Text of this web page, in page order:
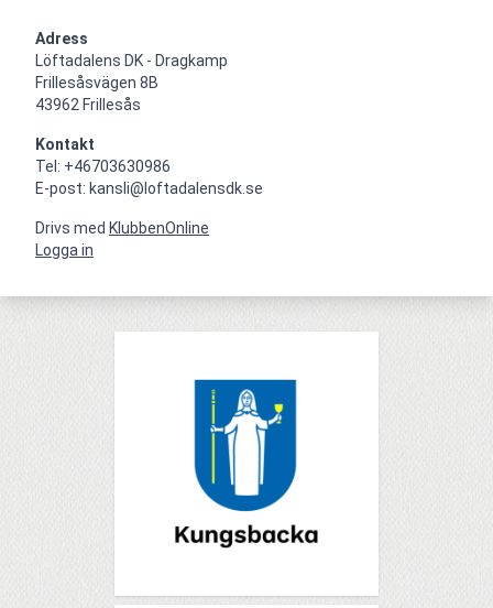
Adress
Löftadalens DK - Dragkamp
Frillesåsvägen 8B
43962 Frillesås
Kontakt
Tel: +46703630986
E-post: kansli@loftadalensdk.se
Drivs med KlubbenOnline
Logga in